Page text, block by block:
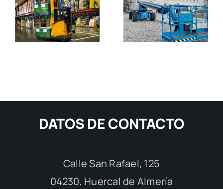
DATOS DE CONTACTO
Calle San Rafael, 125
04230, Huercal de Almería